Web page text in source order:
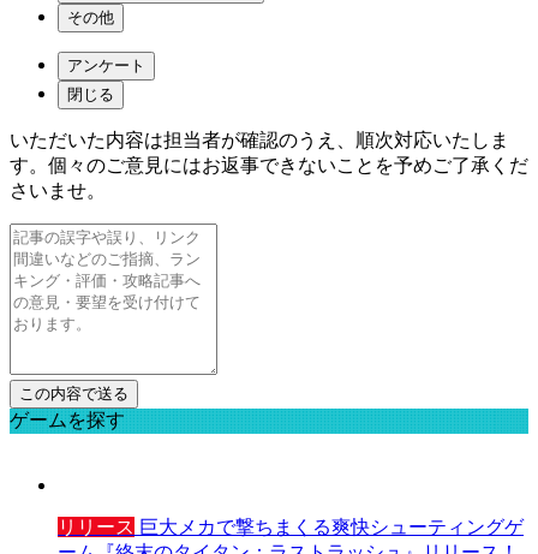
その他
アンケート
閉じる
いただいた内容は担当者が確認のうえ、順次対応いたしま
す。個々のご意見にはお返事できないことを予めご了承くだ
さいませ。
ゲームを探す
リリース 巨大メカで撃ちまくる爽快シューティングゲ